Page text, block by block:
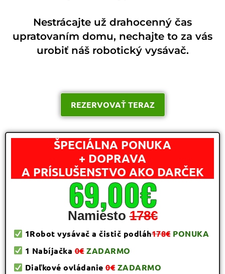
Nestrácajte už drahocenný čas
upratovaním domu, nechajte to za vás
urobiť náš robotický vysávač.
REZERVOVAŤ TERAZ
ŠPECIÁLNA PONUKA
+ DOPRAVA
A PRÍSLUŠENSTVO AKO DARČEK
69,00€
Namiesto178€
1Robot vysávač a čistič podláh178€PONUKA
1 Nabíjačka0€ZADARMO
Diaľkové ovládanie0€ZADARMO